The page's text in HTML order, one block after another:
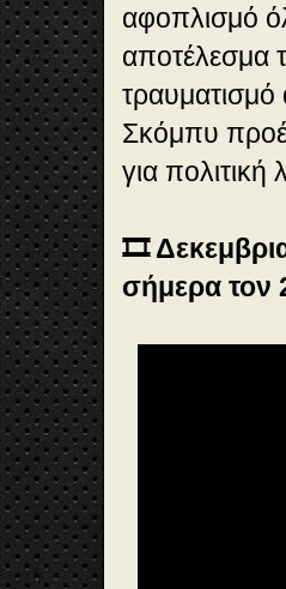
αφοπλισμό
αποτέλεσμα
Σκόμπυ
για
🎞️
σήμερα τον